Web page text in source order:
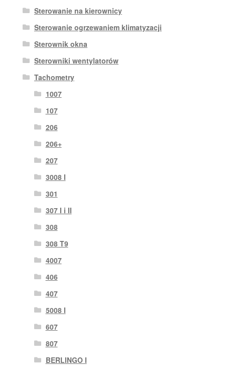
Sterowanie na kierownicy
Sterowanie ogrzewaniem klimatyzacji
Sterownik okna
Sterowniki wentylatorów
Tachometry
1007
107
206
206+
207
3008 I
301
307 I i II
308
308 T9
4007
406
407
5008 I
607
807
BERLINGO I